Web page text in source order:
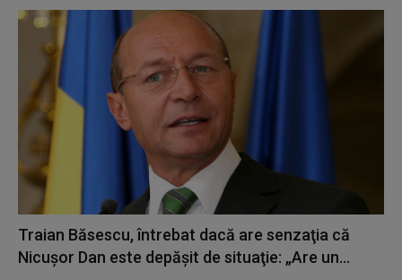
Traian Băsescu, întrebat dacă are senzaţia că
Nicuşor Dan este depăşit de situaţie: „Are un...